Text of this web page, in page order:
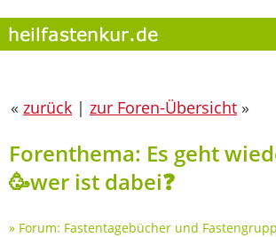
« zurück | zur Foren-Übersicht »
Forenthema: Es geht
🥳wer ist dabei❓️
» Forum: Fastentagebücher und